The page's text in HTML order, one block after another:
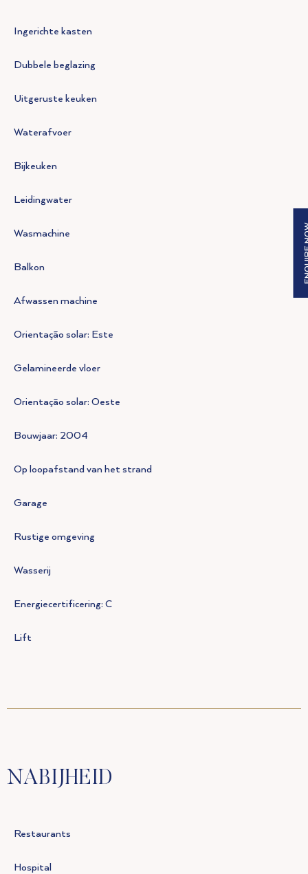
Ingerichte kasten
Dubbele beglazing
Uitgeruste keuken
Waterafvoer
Bijkeuken
Leidingwater
Wasmachine
Balkon
Afwassen machine
Orientação solar: Este
Gelamineerde vloer
Orientação solar: Oeste
Bouwjaar: 2004
Op loopafstand van het strand
Garage
Rustige omgeving
Wasserij
Energiecertificering: C
Lift
NABIJHEID
Restaurants
Hospital